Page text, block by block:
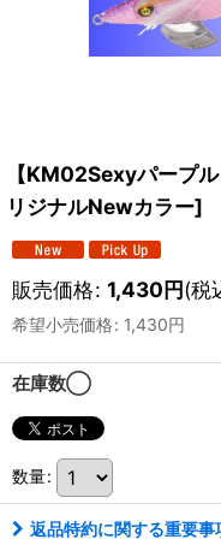
【KM02Sexyパープ
リジナルNewカラー]
販売価格: 1,430円(税
希望小売価格: 1,430円
在庫数◯
数量:
返品特約に関する重要事